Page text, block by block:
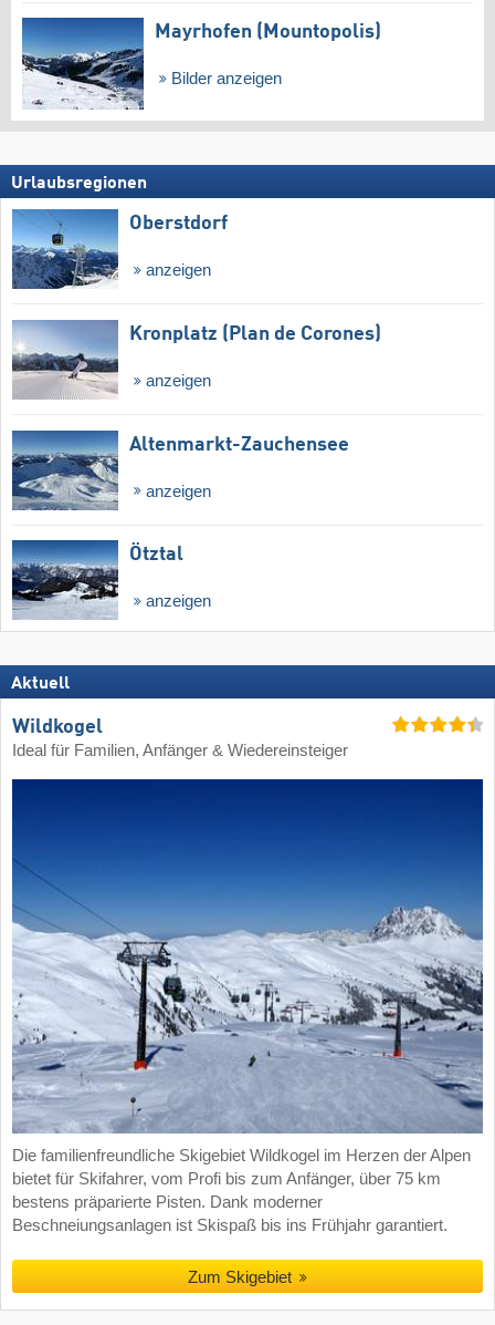
Mayrhofen (Mountopolis)
Bilder anzeigen
Urlaubsregionen
Oberstdorf
anzeigen
Kronplatz (Plan de Corones)
anzeigen
Altenmarkt-Zauchensee
anzeigen
Ötztal
anzeigen
Aktuell
Wildkogel
Ideal für Familien, Anfänger & Wiedereinsteiger
Die familienfreundliche Skigebiet Wildkogel im Herzen der Alpen
bietet für Skifahrer, vom Profi bis zum Anfänger, über 75 km
bestens präparierte Pisten. Dank moderner
Beschneiungsanlagen ist Skispaß bis ins Frühjahr garantiert.
Zum Skigebiet